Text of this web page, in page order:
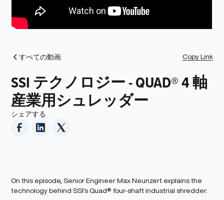
すべての動画 Copy Link
SSI テクノロジー - QUAD® 4 軸
産業用シュレッダー
シェアする
On this episode, Senior Engineer Max Neunzert explains the
technology behind SSI's Quad® four-shaft industrial shredder.